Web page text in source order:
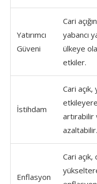
Yatırımcı
Güveni
Cari
yabancı
ülkeye
etkiler.
İstihdam
Cari
artırabilir
azaltabilir.
Enflasyon
Cari